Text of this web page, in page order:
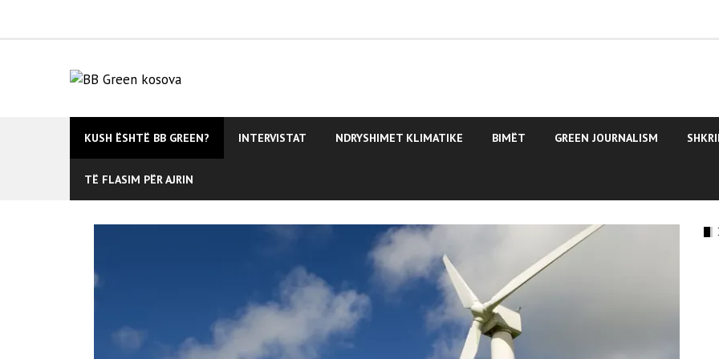
KUSH ËSHTË BB GREEN? INTERVISTAT NDRYSHIMET KLIMATIKE BIMËT GREEN JOURNALISM
TË FLASIM PËR AJRIN